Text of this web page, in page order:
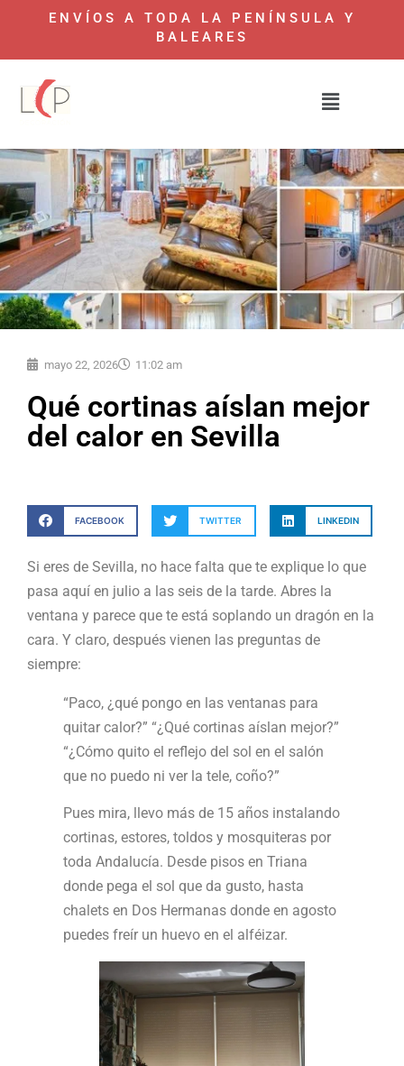
ENVÍOS A TODA LA PENÍNSULA Y
BALEARES
mayo 22, 2026 11:02 am
Qué cortinas aíslan mejor
del calor en Sevilla
FACEBOOK TWITTER LINKEDIN
Si eres de Sevilla, no hace falta que te explique lo que
pasa aquí en julio a las seis de la tarde. Abres la
ventana y parece que te está soplando un dragón en la
cara. Y claro, después vienen las preguntas de
siempre:
“Paco, ¿qué pongo en las ventanas para
quitar calor?” “¿Qué cortinas aíslan mejor?”
“¿Cómo quito el reflejo del sol en el salón
que no puedo ni ver la tele, coño?”
Pues mira, llevo más de 15 años instalando
cortinas, estores, toldos y mosquiteras por
toda Andalucía. Desde pisos en Triana
donde pega el sol que da gusto, hasta
chalets en Dos Hermanas donde en agosto
puedes freír un huevo en el alféizar.